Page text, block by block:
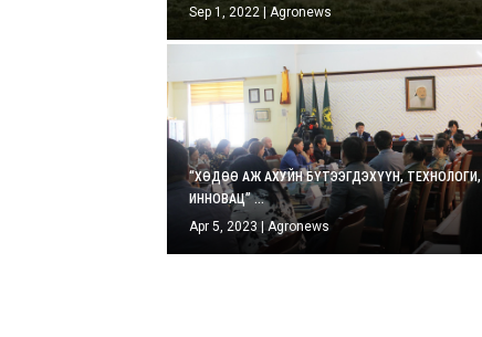
Sep 1, 2022 | Agronews
“ХӨДӨӨ АЖ АХУЙН БҮТЭЭГДЭХҮҮН, ТЕХНОЛОГИ,
ИННОВАЦ” ...
Apr 5, 2023 | Agronews